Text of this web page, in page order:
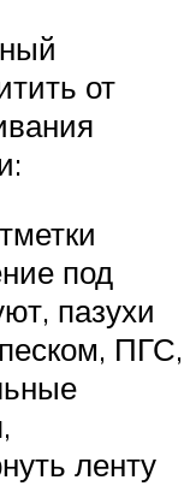
от
под
пазухи
ПГС,
ленту